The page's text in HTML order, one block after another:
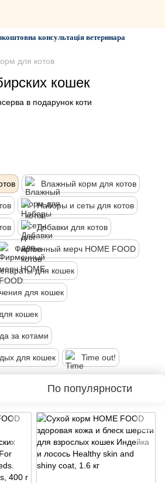
консультація ветеринара
для котов
кошек
Влажный корм для котов
Наборы и сеты для котов
Добавки для котов
Фирменный мерч HOME FOOD
для кошек
для кошек
кошек
за котами
для кошек Time out!
По популярности